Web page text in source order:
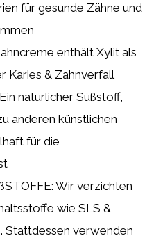
für gesunde Zähne und
enthält Xylit als
Karies & Zahnverfall
natürlicher Süßstoff,
anderen künstlichen
für die
Wir verzichten
wie SLS &
Stattdessen verwenden